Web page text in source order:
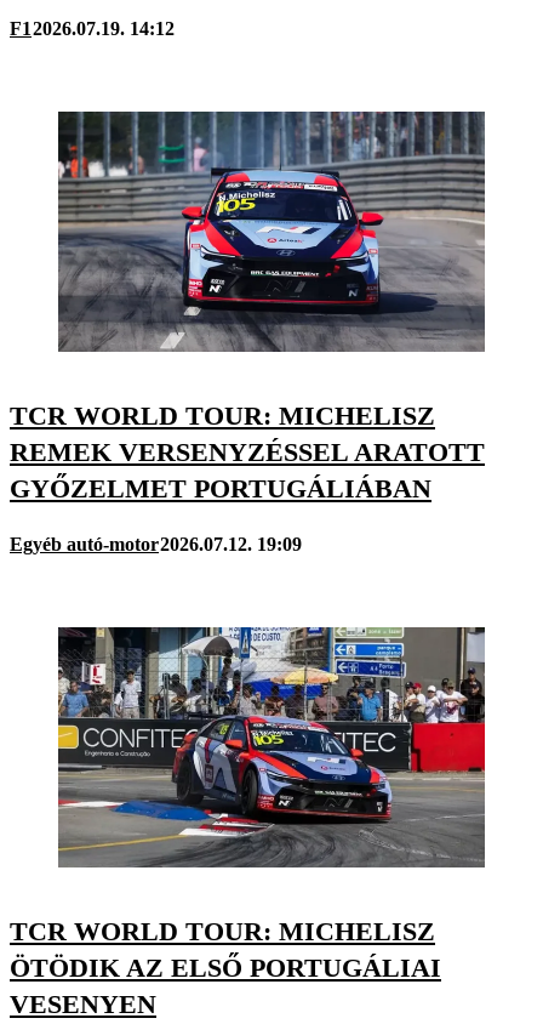
F12026.07.19. 14:12
TCR WORLD TOUR: MICHELISZ
REMEK VERSENYZÉSSEL ARATOTT
GYŐZELMET PORTUGÁLIÁBAN
Egyéb autó-motor2026.07.12. 19:09
TCR WORLD TOUR: MICHELISZ
ÖTÖDIK AZ ELSŐ PORTUGÁLIAI
VESENYEN